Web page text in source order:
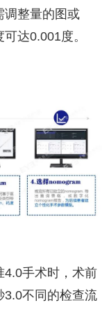
调整量的图或
达0.001度。
4.0手术时，术前
3.0不同的检查流